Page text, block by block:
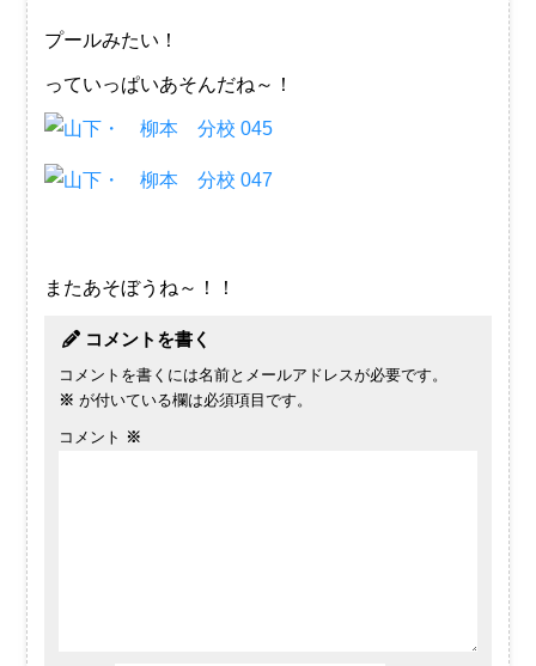
プールみたい！
っていっぱいあそんだね～！
またあそぼうね～！！
コメントを書く
コメントを書くには名前とメールアドレスが必要です。
※ が付いている欄は必須項目です。
コメント ※